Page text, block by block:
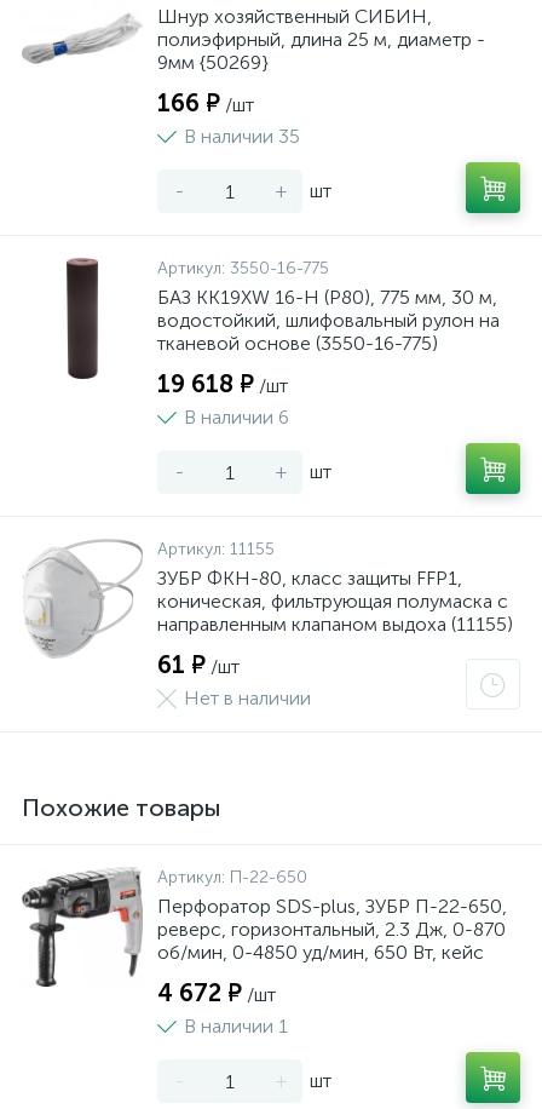
Шнур хозяйственный СИБИН,
полиэфирный, длина 25 м, диаметр -
9мм {50269}
166 ₽ /шт
В наличии 35
- + шт
Артикул: 3550-16-775
БАЗ KK19XW 16-H (Р80), 775 мм, 30 м,
водостойкий, шлифовальный рулон на
тканевой основе (3550-16-775)
19 618 ₽ /шт
В наличии 6
- + шт
Артикул: 11155
ЗУБР ФКН-80, класс защиты FFP1,
коническая, фильтрующая полумаска с
направленным клапаном выдоха (11155)
61 ₽ /шт
Нет в наличии
Похожие товары
Артикул: П-22-650
Перфоратор SDS-plus, ЗУБР П-22-650,
реверс, горизонтальный, 2.3 Дж, 0-870
об/мин, 0-4850 уд/мин, 650 Вт, кейс
4 672 ₽ /шт
В наличии 1
- + шт